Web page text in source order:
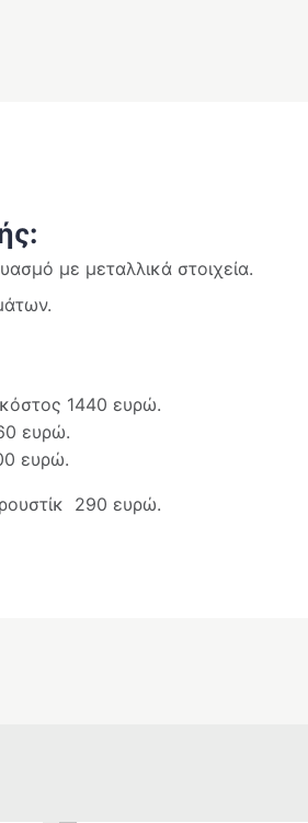
με μεταλλικά στοιχεία.
1440 ευρώ.
ευρώ.
ευρώ.
290 ευρώ.